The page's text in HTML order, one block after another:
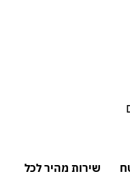
שירות מהיר לכל